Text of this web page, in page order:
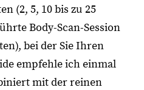
(2, 5, 10 bis zu 25
Body-Scan-Session
bei der Sie Ihren
empfehle ich einmal
mit der reinen